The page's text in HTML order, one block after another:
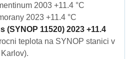
2003 +11.4 °C
2023 +11.4 °C
(SYNOP 11520) 2023 +11.4
teplota na SYNOP stanici v